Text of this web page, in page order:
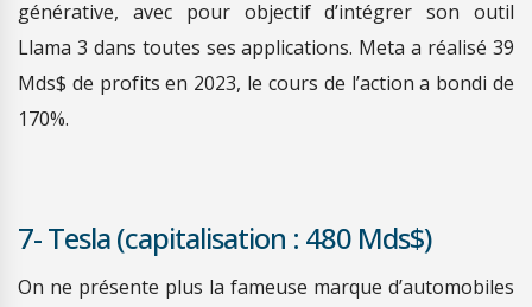
générative, avec pour objectif d’intégrer son outil
Llama 3 dans toutes ses applications. Meta a réalisé 39
Mds$ de profits en 2023, le cours de l’action a bondi de
170%.
7- Tesla (capitalisation : 480 Mds$)
On ne présente plus la fameuse marque d’automobiles